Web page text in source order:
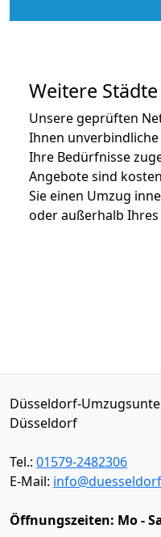
Weitere
Unsere geprüften
Ihnen
Ihre Bedürfnisse
Angebote sind
Sie einen Umzug
oder außerhalb
Düsseldorf-
Düsseldorf
Tel.: 01579-2482306
E-Mail:
Öffnungszeiten: Mo -